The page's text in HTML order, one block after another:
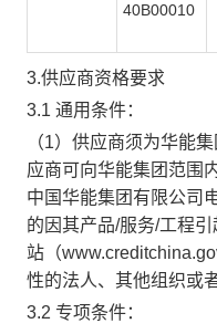
40B00010
3.供应商资格要求
3.1 通用条件：
（1）供应商须为华能
应商可向华能集团范围
中国华能集团有限公司
的因其产品/服务/工程
站（
性的法人、其他组织或
3.2 专项条件：